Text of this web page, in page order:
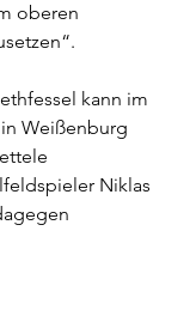
oberen
kann im
Weißenburg
Niklas